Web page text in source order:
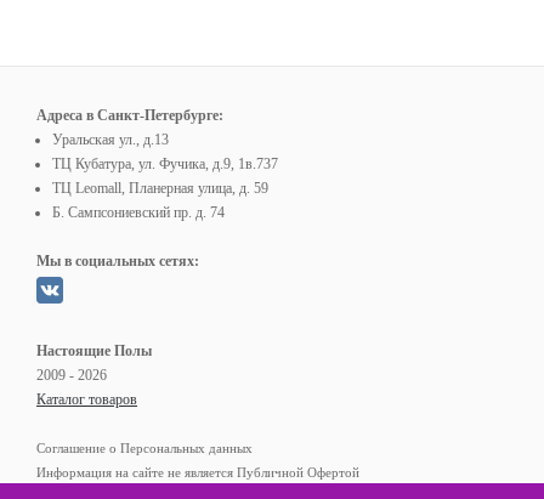
Адреса в Санкт-Петербурге:
Уральская ул., д.13
ТЦ Кубатура, ул. Фучика, д.9, 1в.737
ТЦ Leomall, Планерная улица, д. 59
Б. Сампсониевский пр. д. 74
Мы в социальных сетях:
Настоящие Полы
2009 - 2026
Каталог товаров
Соглашение о Персональных данных
Информация на сайте не является Публичной Офертой